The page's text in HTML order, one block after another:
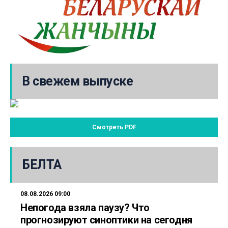
В свежем выпуске
Смотреть PDF
БЕЛТА
08.08.2026 09:00
Непогода взяла паузу? Что
прогнозируют синоптики на сегодня